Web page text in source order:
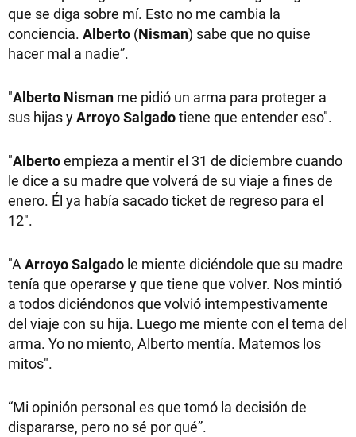
que se diga sobre mí. Esto no me cambia la
conciencia. Alberto (Nisman) sabe que no quise
hacer mal a nadie”.
"Alberto Nisman me pidió un arma para proteger a
sus hijas yArroyo Salgadotiene que entender eso".
"Albertoempieza a mentir el 31 de diciembre cuando
le dice a su madre que volverá de su viaje a fines de
enero. Él ya había sacado ticket de regreso para el
12".
"A Arroyo Salgado le miente diciéndole que su madre
tenía que operarse y que tiene que volver. Nos mintió
a todos diciéndonos que volvió intempestivamente
del viaje con su hija. Luego me miente con el tema del
arma. Yo no miento, Alberto mentía. Matemos los
mitos".
“Mi opinión personal es que tomó la decisión de
dispararse, pero no sé por qué”.